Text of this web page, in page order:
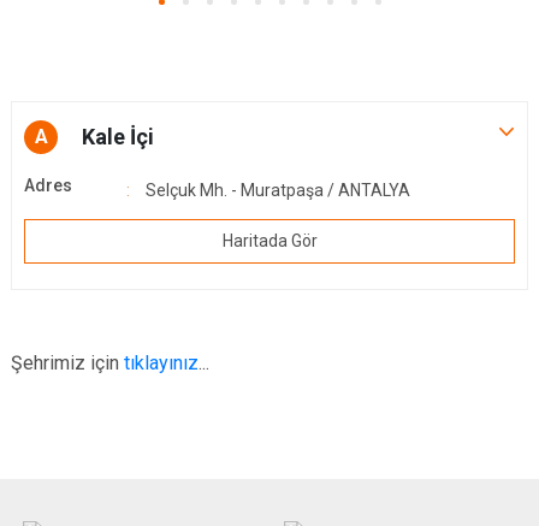
A Kale İçi
Adres Selçuk Mh. - Muratpaşa / ANTALYA
Haritada Gör
Şehrimiz için tıklayınız...